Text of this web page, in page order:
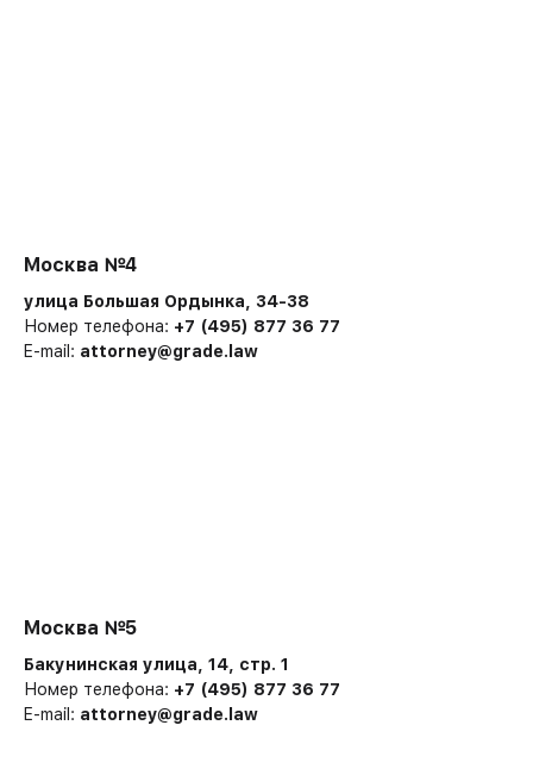
Москва №4
улица Большая Ордынка, 34-38
Номер телефона: +7 (495) 877 36 77
E-mail: attorney@grade.law
Москва №5
Бакунинская улица, 14, стр. 1
Номер телефона: +7 (495) 877 36 77
E-mail: attorney@grade.law